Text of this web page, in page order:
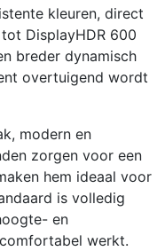
kleuren, direct
DisplayHDR 600
breder dynamisch
overtuigend wordt
modern en
zorgen voor een
hem ideaal voor
is volledig
en
werkt.